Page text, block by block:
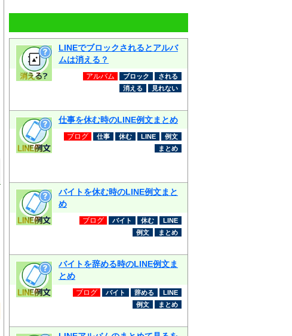
LINEでブロックされるとアルバ
ムは消える？
アルバム ブロック
される
消える
見れない
仕事を休む時のLINE例文まとめ
ブログ 仕事 休む LINE
例文
まとめ
バイトを休む時のLINE例文まと
め
ブログ バイト 休む
LINE
例文
まとめ
バイトを辞める時のLINE例文ま
とめ
ブログ バイト 辞める
LINE
例文
まとめ